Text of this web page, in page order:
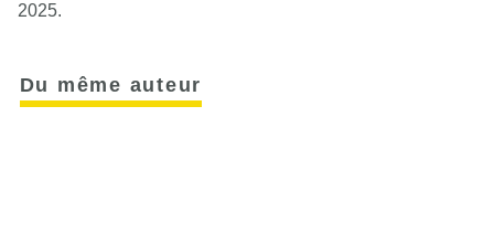
2025.
Du même auteur